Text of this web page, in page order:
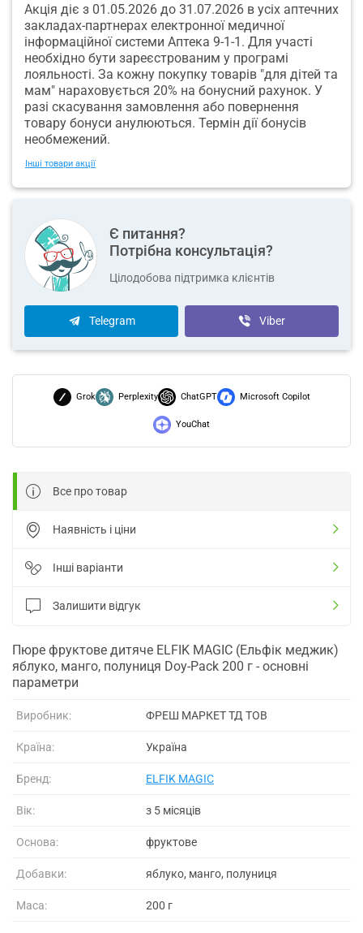
Акція діє з 01.05.2026 до 31.07.2026 в усіх аптечних
закладах-партнерах електронної медичної
інформаційної системи Аптека 9-1-1. Для участі
необхідно бути зареєстрованим у програмі
лояльності. За кожну покупку товарів "для дітей та
мам" нараховується 20% на бонусний рахунок. У
разі скасування замовлення або повернення
товару бонуси анулюються. Термін дії бонусів
необмежений.
Інші товари акції
Є питання?
Потрібна консультація?
Цілодобова підтримка клієнтів
Telegram Viber
Grok Perplexity ChatGPT Microsoft Copilot
YouChat
Все про товар
Наявність і ціни
Інші варіанти
Залишити відгук
Пюре фруктове дитяче ELFIK MAGIC (Ельфік меджик)
яблуко, манго, полуниця Doy-Pack 200 г - основні
параметри
Виробник: ФРЕШ МАРКЕТ ТД ТОВ
Країна: Україна
Бренд: ELFIK MAGIC
Вік: з 5 місяців
Основа: фруктове
Добавки: яблуко, манго, полуниця
Маса: 200 г